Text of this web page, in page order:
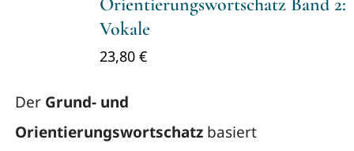
Vokale
23,80 €
Der Grund- und
Orientierungswortschatzbasiert